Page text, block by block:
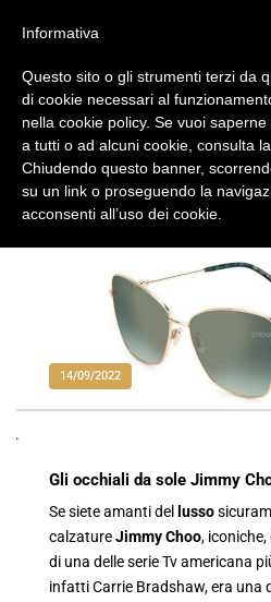
14/09/2022
Gli occhiali da sole Jimmy
Se siete amanti del lusso
calzatureJimmy Choo,
di una delle serie Tv americana
infatti Carrie Bradshaw, era una
Informativa
Questo sito o gli strumenti terzi da
di cookie necessari al
nella cookie policy. Se vuoi
a tutti o ad alcuni cookie, consulta la
Chiudendo questo banner,
su un link o proseguendo la
acconsenti all’uso dei cookie.